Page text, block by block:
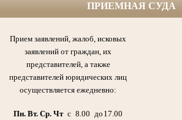
участник Великой Отечественной войны, кавалер
медалей и других почетных наград
ПРИЕМНАЯ СУДА
Прием заявлений, жалоб, исковых
заявлений от граждан, их
представителей, а также
представителей юридических лиц
осуществляется ежедневно:
Пн. Вт. Ср. Чт с 8.00 до 17.00